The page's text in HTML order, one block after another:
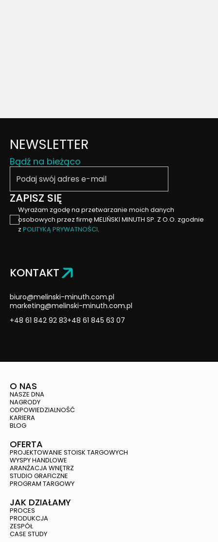
NEWSLETTER
Bądź na bieżąco
ZAPISZ SIĘ
Wyrażam zgodę na przetwarzanie moich danych
osobowych przez firmę MELIŃSKI MINUTH SP. Z O.O. zgodnie
z POLITYKĄ PRYWATNOŚCI.
KONTAKT
biuro@melinski-minuth.com.pl
marketing@melinski-minuth.com.pl
+48 61 842 92 83+48 61 845 63 07
O NAS
NASZE DNA
NAGRODY
ODPOWIEDZIALNOŚĆ
KARIERA
BLOG
OFERTA
PROJEKTOWANIE STOISK TARGOWYCH
WYSPY HANDLOWE
ARANŻACJA WNĘTRZ
STUDIO GRAFICZNE
PROGRAM TARGOWY
JAK DZIAŁAMY
PROCES
PRODUKCJA
ZESPÓŁ
CASE STUDY